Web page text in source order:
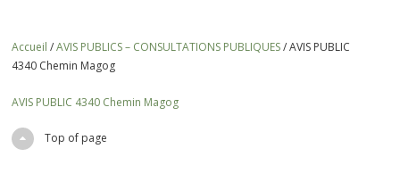
Accueil /AVIS PUBLICS – CONSULTATIONS PUBLIQUES/AVIS PUBLIC
4340 Chemin Magog
AVIS PUBLIC 4340 Chemin Magog
Top of page